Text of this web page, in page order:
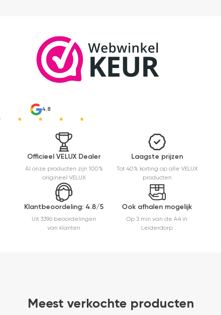
niet bij het
inrollen.
4.8
Officieel VELUX Dealer
Al onze producten zijn 100%
origineel VELUX
Laagste prijzen
Tot 40% korting op alle VELUX
producten
Klantbeoordeling: 4.8/5
Uit 3396 beoordelingen
van klanten
Ook afhalen mogelijk
Op 3 min van de A4 in
Leiderdorp
Meest verkochte producten